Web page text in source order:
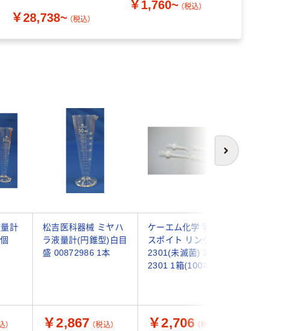
￥28,738~ （税込）
￥1,760~ （税込）
次へ
計
松吉医科器械 ミヤハ
ラ液量計(円錐型)白目
盛 00872986 1本
ケーエム化学 乳児用
スポイト リングなし
2301(未滅菌) 2cc
2301 1箱(100本入)
） ￥2,867 （税込） ￥2,706 （税込）